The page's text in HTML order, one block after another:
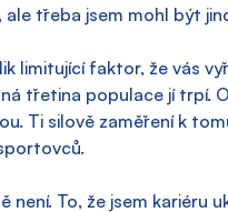
ale třeba jsem mohl být
limitující faktor, že vás
třetina populace jí trpí.
Ti silově zaměření k
není. To, že jsem kariéru